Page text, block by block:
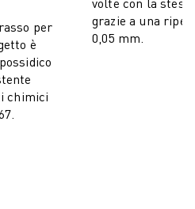
E PACCHI
per
è
chimici
grazie a una
0,05 mm.